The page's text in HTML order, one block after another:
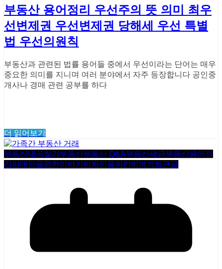
부동산 용어정리 우선주의 뜻 의미 최우
선변제권 우선변제권 당해세 우선 특별
법 우선의원칙
부동산과 관련된 법률 용어들 중에서 우선이라는 단어는 매우
중요한 의미를 지니며 여러 분야에서 자주 등장합니다 공인중
개사나 경매 관련 공부를 하다
더 읽어보기
부동산내공쌓기 부동산부동산 Q&A부동산세금부동산용어정
리 임대인을위한이야기 임차인을위한이야기 최근글